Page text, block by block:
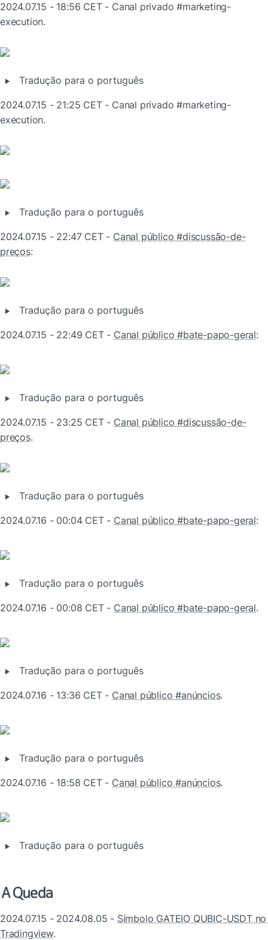
2024.07.15 - 18:56 CET - Canal privado #marketing-
execution.
‣ Tradução para o português
2024.07.15 - 21:25 CET - Canal privado #marketing-
execution.
‣ Tradução para o português
2024.07.15 - 22:47 CET - Canal público #discussão-de-
preços:
‣ Tradução para o português
2024.07.15 - 22:49 CET - Canal público #bate-papo-geral:
‣ Tradução para o português
2024.07.15 - 23:25 CET - Canal público #discussão-de-
preços.
‣ Tradução para o português
2024.07.16 - 00:04 CET - Canal público #bate-papo-geral:
‣ Tradução para o português
2024.07.16 - 00:08 CET - Canal público #bate-papo-geral.
‣ Tradução para o português
2024.07.16 - 13:36 CET - Canal público #anúncios.
‣ Tradução para o português
2024.07.16 - 18:58 CET - Canal público #anúncios.
‣ Tradução para o português
A Queda
2024.07.15 - 2024.08.05 - Símbolo GATEIO QUBIC-USDT no
Tradingview.